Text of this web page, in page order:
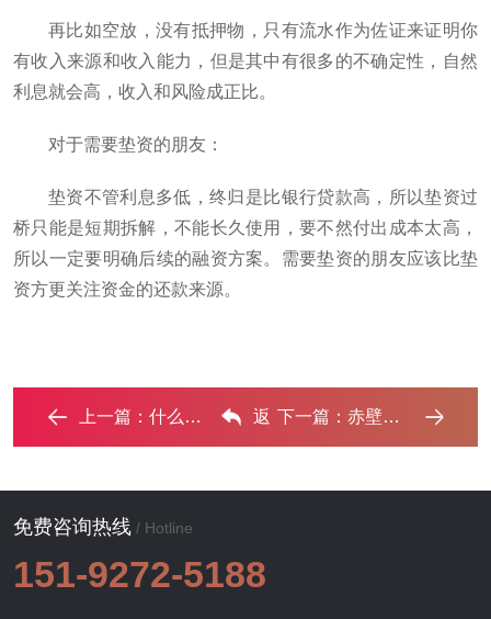
再比如空放，没有抵押物，只有流水作为佐证来证明你
有收入来源和收入能力，但是其中有很多的不确定性，自然
利息就会高，收入和风险成正比。
对于需要垫资的朋友：
垫资不管利息多低，终归是比银行贷款高，所以垫资过
桥只能是短期拆解，不能长久使用，要不然付出成本太高，
所以一定要明确后续的融资方案。需要垫资的朋友应该比垫
资方更关注资金的还款来源。
上一篇： 什么是过桥资金？赤壁过桥垫资的办理流程 ...‌ 返 下一篇：‌赤壁个人债务怎么整合到一个上面?‌
免费咨询热线 / Hotline
151-9272-5188